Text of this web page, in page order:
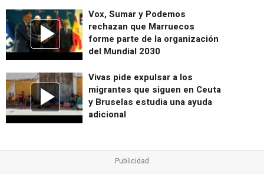
Vox, Sumar y Podemos
rechazan que Marruecos
forme parte de la organización
del Mundial 2030
Vivas pide expulsar a los
migrantes que siguen en Ceuta
y Bruselas estudia una ayuda
adicional